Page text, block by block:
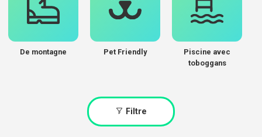
De montagne Pet Friendly
Piscine avec
toboggans
Filtre